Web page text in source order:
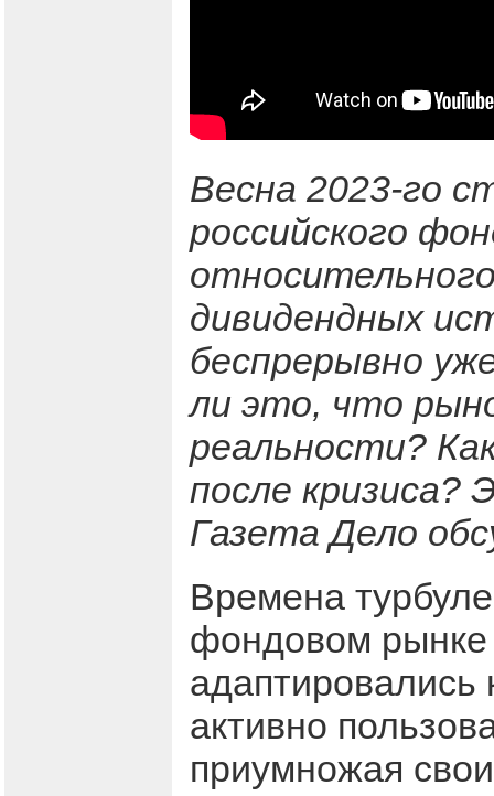
Весна 2023-го
российского
дивидендных
беспрерывно
ли это, что
реальности?
после кризиса?
Газета Дело
Времена
фондовом рынке
адаптировались
активно
приумножая